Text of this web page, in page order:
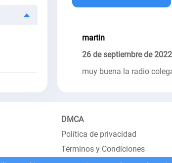
martin
26 de septiembre de 2022
muy buena la radio
DMCA
Política de privacidad
Términos y Condiciones